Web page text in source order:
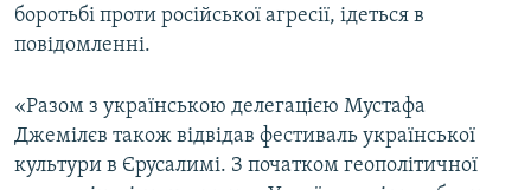
боротьбі проти російської агресії, ідеться в
повідомленні.
«Разом з українською делегацією Мустафа
Джемілєв також відвідав фестиваль української
культури в Єрусалимі. З початком геополітичної